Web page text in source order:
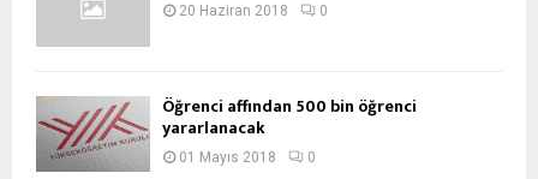
20 Haziran 2018 0
Öğrenci affından 500 bin öğrenci
yararlanacak
01 Mayıs 2018 0